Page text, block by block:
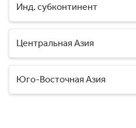
Инд. субконтинент
Центральная Азия
Юго-Восточная Азия